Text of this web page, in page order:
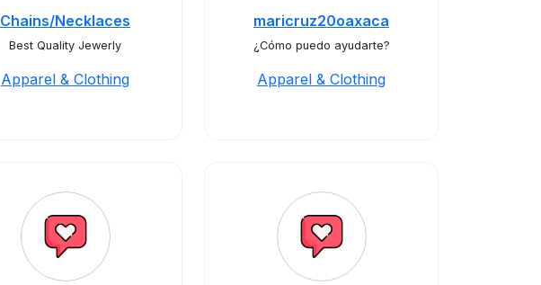
Chains/Necklaces
Best Quality Jewerly
Apparel & Clothing
maricruz20oaxaca
¿Cómo puedo ayudarte?
Apparel & Clothing